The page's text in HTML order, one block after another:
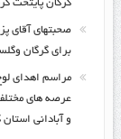
گرگان پایتخت
صحبتهای آقای
برای گرگان
مراسم اهدای
عرصه های
و آبادانی